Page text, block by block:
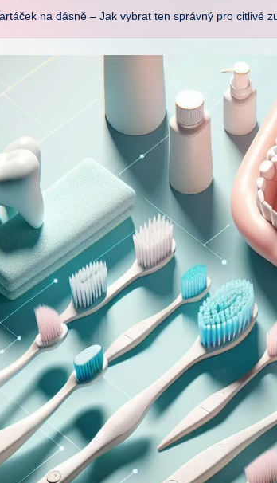
na dásně – Jak vybrat ten správný pro citlivé